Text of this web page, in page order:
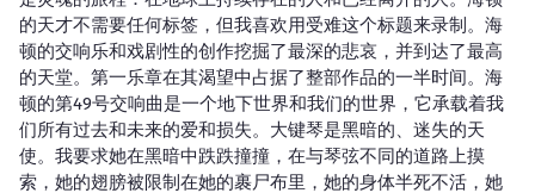
的天才不需要任何标签，但我喜欢用受难这个标题来录制。海
顿的交响乐和戏剧性的创作挖掘了最深的悲哀，并到达了最高
的天堂。第一乐章在其渴望中占据了整部作品的一半时间。海
顿的第49号交响曲是一个地下世界和我们的世界，它承载着我
们所有过去和未来的爱和损失。大键琴是黑暗的、迷失的天
使。我要求她在黑暗中跌跌撞撞，在与琴弦不同的道路上摸
索，她的翅膀被限制在她的裹尸布里，她的身体半死不活，她